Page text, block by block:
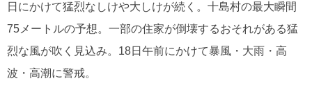
日にかけて猛烈なしけや大しけが続く。十島村の最大瞬間
75メートルの予想。一部の住家が倒壊するおそれがある猛
烈な風が吹く見込み。18日午前にかけて暴風・大雨・高
波・高潮に警戒。